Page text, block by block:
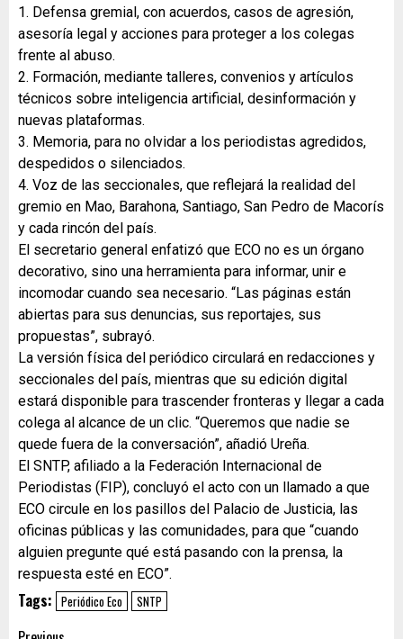
1. Defensa gremial, con acuerdos, casos de agresión,
asesoría legal y acciones para proteger a los colegas
frente al abuso.
2. Formación, mediante talleres, convenios y artículos
técnicos sobre inteligencia artificial, desinformación y
nuevas plataformas.
3. Memoria, para no olvidar a los periodistas agredidos,
despedidos o silenciados.
4. Voz de las seccionales, que reflejará la realidad del
gremio en Mao, Barahona, Santiago, San Pedro de Macorís
y cada rincón del país.
El secretario general enfatizó que ECO no es un órgano
decorativo, sino una herramienta para informar, unir e
incomodar cuando sea necesario. “Las páginas están
abiertas para sus denuncias, sus reportajes, sus
propuestas”, subrayó.
La versión física del periódico circulará en redacciones y
seccionales del país, mientras que su edición digital
estará disponible para trascender fronteras y llegar a cada
colega al alcance de un clic. “Queremos que nadie se
quede fuera de la conversación”, añadió Ureña.
El SNTP, afiliado a la Federación Internacional de
Periodistas (FIP), concluyó el acto con un llamado a que
ECO circule en los pasillos del Palacio de Justicia, las
oficinas públicas y las comunidades, para que “cuando
alguien pregunte qué está pasando con la prensa, la
respuesta esté en ECO”.
Tags: Periódico Eco SNTP